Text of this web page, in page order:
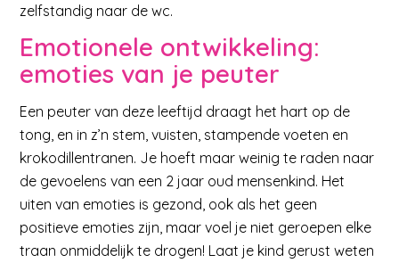
zelfstandig naar de wc.
Emotionele ontwikkeling:
emoties van je peuter
Een peuter van deze leeftijd draagt het hart op de
tong, en in z’n stem, vuisten, stampende voeten en
krokodillentranen. Je hoeft maar weinig te raden naar
de gevoelens van een 2 jaar oud mensenkind. Het
uiten van emoties is gezond, ook als het geen
positieve emoties zijn, maar voel je niet geroepen elke
traan onmiddelijk te drogen! Laat je kind gerust weten